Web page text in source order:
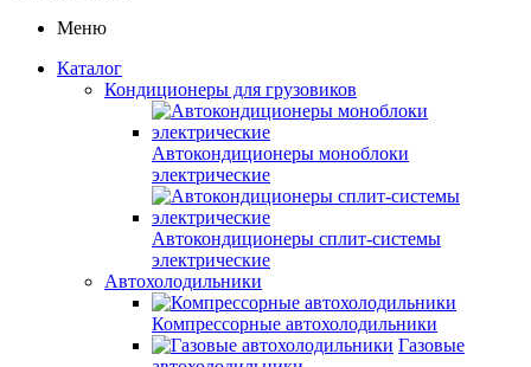
Меню
Каталог
Кондиционеры для грузовиков
Автокондиционеры моноблоки
электрические
Автокондиционеры сплит-системы
электрические
Автохолодильники
Компрессорные автохолодильники
Газовые